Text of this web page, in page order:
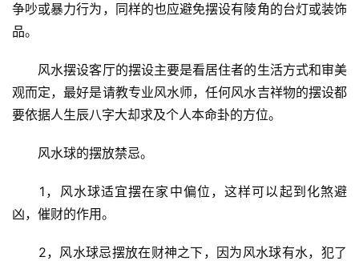
争吵或暴力行为，同样的也应避免摆设有陵角的台灯或装饰
品。
风水摆设客厅的摆设主要是看居住者的生活方式和审美
观而定，最好是请教专业风水师，任何风水吉祥物的摆设都
要依据人生辰八字大却求及个人本命卦的方位。
风水球的摆放禁忌。
1，风水球适宜摆在家中偏位，这样可以起到化煞避
凶，催财的作用。
2，风水球忌摆放在财神之下，因为风水球有水，犯了